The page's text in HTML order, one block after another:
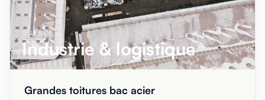
GUÉRET
Industrie & logistique
Grandes toitures bac acier